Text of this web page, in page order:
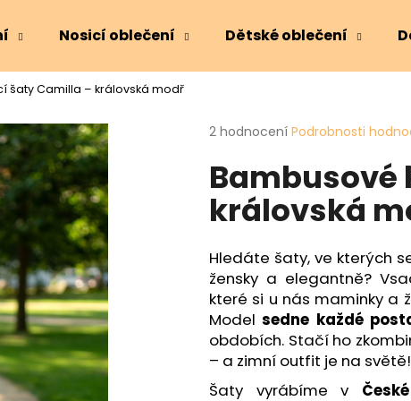
Nosicí oblečení Dětské oblečení
šaty Camilla – královská modř
Průměrné
produktu
je
5,0
hvězdiček.
2 hodnocení Podrobnosti
královská
Hledáte šaty, ve kterých
žensky a elegantně?
které si u nás maminky a
Modelsedne každé
obdobích. Stačí ho
– a zimní outfit je na světě!
Šaty vyrábíme v
Co potřebujete najít?
HLEDAT
Doporučujeme